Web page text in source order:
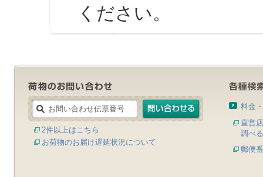
ください。
2件以上はこちら
お荷物のお届け遅延状況について
料金
直営
調べる
郵便